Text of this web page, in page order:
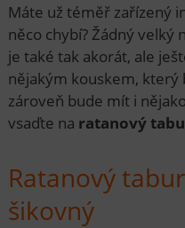
Máte už téměř zařízený
něco chybí? Žádný velký
je také tak akorát, ale
nějakým kouskem, který
zároveň bude mít i
vsaďte na ratanový
Ratanový
šikovný